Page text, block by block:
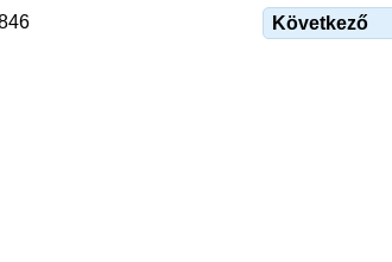
Következő